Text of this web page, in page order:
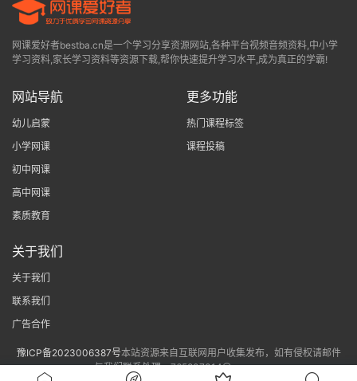
网课爱好者bestba.cn是一个学习分享资源网站,各种平台视频音频资料,中小学
学习资料,家长学习资料等资源下载,帮你快速提升学习水平,成为真正的学霸!
网站导航
幼儿启蒙
小学网课
初中网课
高中网课
素质教育
更多功能
热门课程标签
课程投稿
关于我们
关于我们
联系我们
广告合作
豫ICP备2023006387号本站资源来自互联网用户收集发布，如有侵权请邮件
与我们联系处理。765807314@qq.com